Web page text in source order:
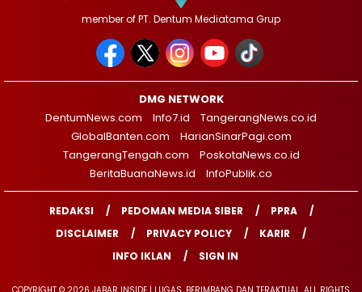
member of PT. Dentum Mediatama Grup
DMG NETWORK
DentumNews.com
Info7.id
TangerangNews.co.id
GlobalBanten.com
HarianSinarPagi.com
TangerangTengah.com
PoskotaNews.co.id
BeritaBuanaNews.id
InfoPublik.co
REDAKSI PEDOMAN MEDIA SIBER
PPRA
DISCLAIMER
PRIVACY POLICY
KARIR
INFO IKLAN
SIGN IN